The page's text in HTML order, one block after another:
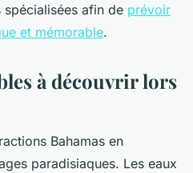
afin de prévoir
et mémorable.
à découvrir lors
Bahamas en
paradisiaques. Les eaux